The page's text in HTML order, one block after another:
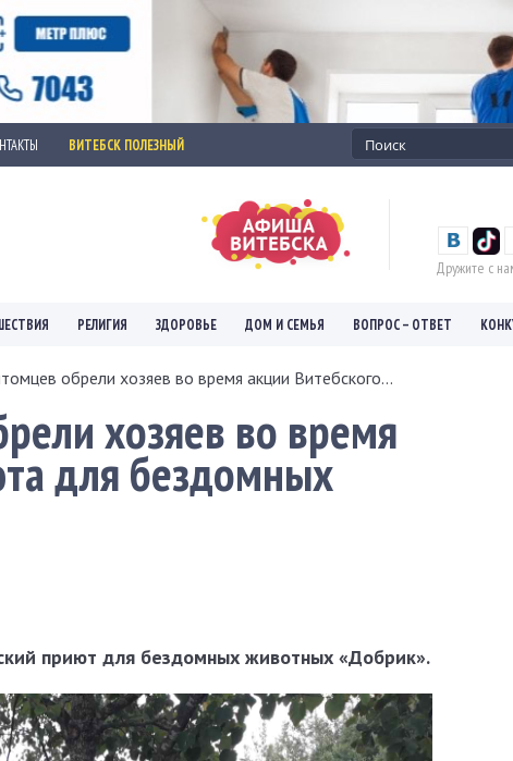
ВИТЕБСК ПОЛЕЗНЫЙ
Дружите с
РЕЛИГИЯ ЗДОРОВЬЕ ДОМ И СЕМЬЯ ВОПРОС – ОТВЕТ
обрели хозяев во время акции Витебского...
хозяев во время
для бездомных
приют для бездомных животных «Добрик».